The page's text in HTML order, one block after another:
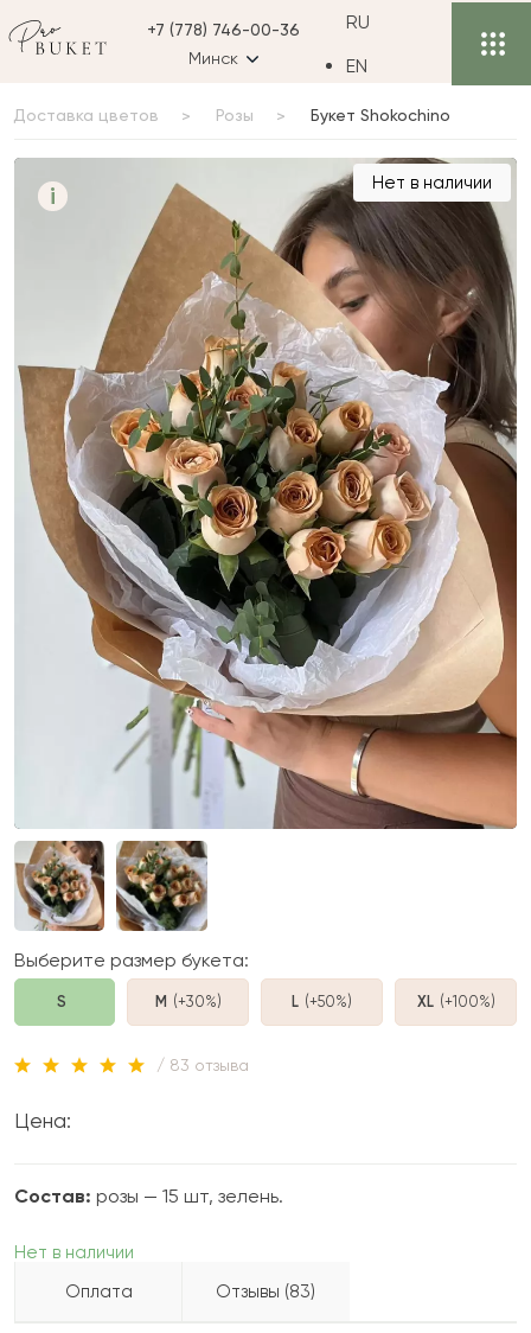
+7 (778) 746-00-36
Минск
RU
EN
Доставка цветов Розы Букет Shokochino
i Букет Shokochino Нет в наличии
Выберите размер букета:
S M (+30%) L (+50%) XL (+100%)
/ 83 отзыва
Цена:
Состав: розы — 15 шт, зелень.
Нет в наличии
Оплата
Отзывы (83)